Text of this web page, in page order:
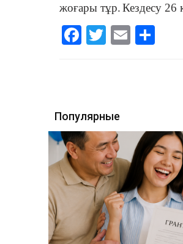
жоғары тұр.Кездесу 26
Facebook
Twitter
Email
Популярные